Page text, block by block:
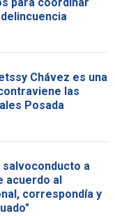
Chávez es una
las
Posada
a
acuerdo al
correspondía y